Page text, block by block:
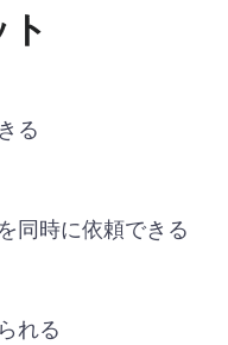
る
同時に依頼できる
れる